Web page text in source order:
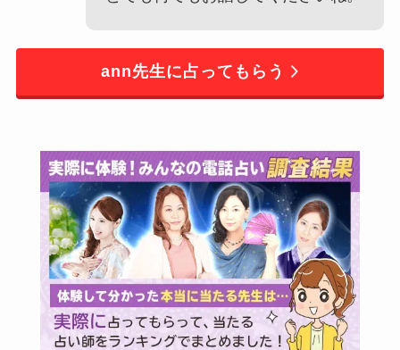
ann先生に占ってもらう